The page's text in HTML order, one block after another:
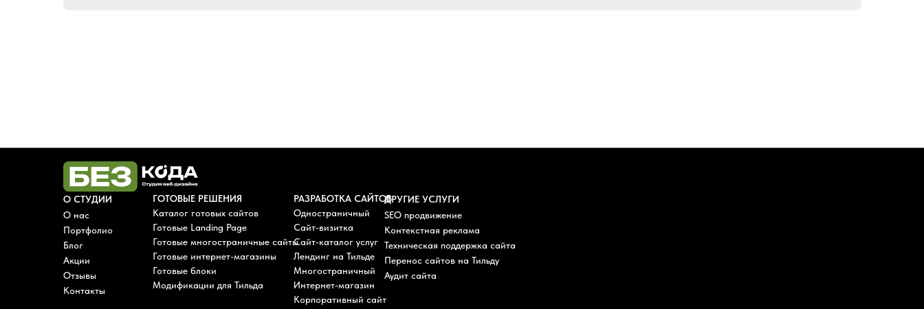
О СТУДИИ
О нас
Портфолио
Блог
Акции
Отзывы
Контакты
ГОТОВЫЕ РЕШЕНИЯ
Каталог готовых сайтов
Готовые Landing Page
Готовые многостраничные сайты
Готовые интернет-магазины
Готовые блоки
Модификации для Тильда
РАЗРАБОТКА САЙТОВ
Одностраничный
Сайт-визитка
Сайт-каталог услуг
Лендинг на Тильде
Многостраничный
Интернет-магазин
Корпоративный сайт
ДРУГИЕ УСЛУГИ
SEO продвижение
Контекстная реклама
Техническая поддержка сайта
Перенос сайтов на Тильду
Аудит сайта